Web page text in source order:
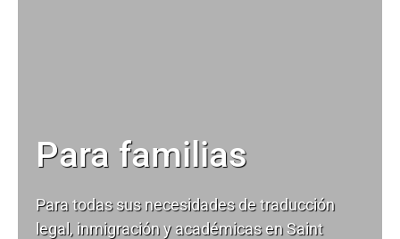
Para familias
Para todas sus necesidades detraducción
legal, inmigración y académicas en Saint